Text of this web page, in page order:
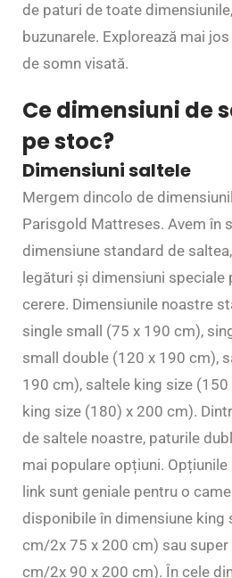
de paturi de toate
buzunarele. Explorează mai
de somn visată.
Ce dimensiuni de
pe stoc?
Dimensiuni saltele
Mergem dincolo de
Parisgold Mattreses. Avem în
dimensiune standard de
legături și dimensiuni speciale
cerere. Dimensiunile noastre
single small (75 x 190 cm),
small double (120 x 190 cm),
190 cm), saltele king size
king size (180) x 200 cm).
de saltele noastre, paturile
mai populare opțiuni.
link sunt geniale pentru o
disponibile în dimensiune king
cm/2x 75 x 200 cm) sau
cm/2x 90 x 200 cm). În cele